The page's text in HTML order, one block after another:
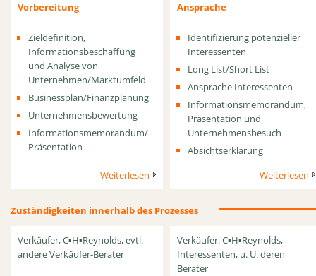
Vorbereitung
Zieldefinition,
Informationsbeschaffung
und Analyse von
Unternehmen/Marktumfeld
Businessplan/Finanzplanung
Unternehmensbewertung
Informationsmemorandum/
Präsentation
Weiterlesen
Ansprache
Identifizierung potenzieller
Interessenten
Long List/Short List
Ansprache Interessenten
Informationsmemorandum,
Präsentation und
Unternehmensbesuch
Absichtserklärung
Weiterlesen
Zuständigkeiten innerhalb des Prozesses
Verkäufer, C▪H▪Reynolds, evtl.
andere Verkäufer-Berater
Verkäufer, C▪H▪Reynolds,
Interessenten, u. U. deren
Berater